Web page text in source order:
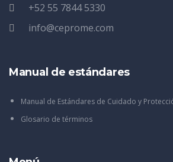
+52 55 7844 5330
info@ceprome.com
Manual de estándares
Manual de Estándares de Cuidado y
Glosario de términos